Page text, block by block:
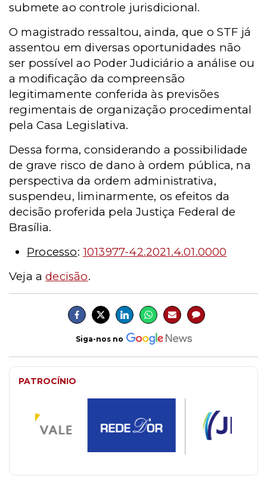
submete ao controle jurisdicional.
O magistrado ressaltou, ainda, que o STF já
assentou em diversas oportunidades não
ser possível ao Poder Judiciário a análise ou
a modificação da compreensão
legitimamente conferida às previsões
regimentais de organização procedimental
pela Casa Legislativa.
Dessa forma, considerando a possibilidade
de grave risco de dano à ordem pública, na
perspectiva da ordem administrativa,
suspendeu, liminarmente, os efeitos da
decisão proferida pela Justiça Federal de
Brasília.
Processo: 1013977-42.2021.4.01.0000
Veja adecisão.
Siga-nos no
PATROCÍNIO